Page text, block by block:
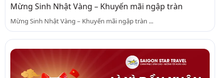
Mừng Sinh Nhật Vàng – Khuyến mãi ngập tràn
Mừng Sinh Nhật Vàng – Khuyến mãi ngập tràn ...